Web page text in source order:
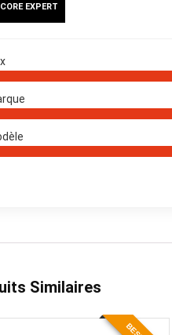
EXPERT
Similaires